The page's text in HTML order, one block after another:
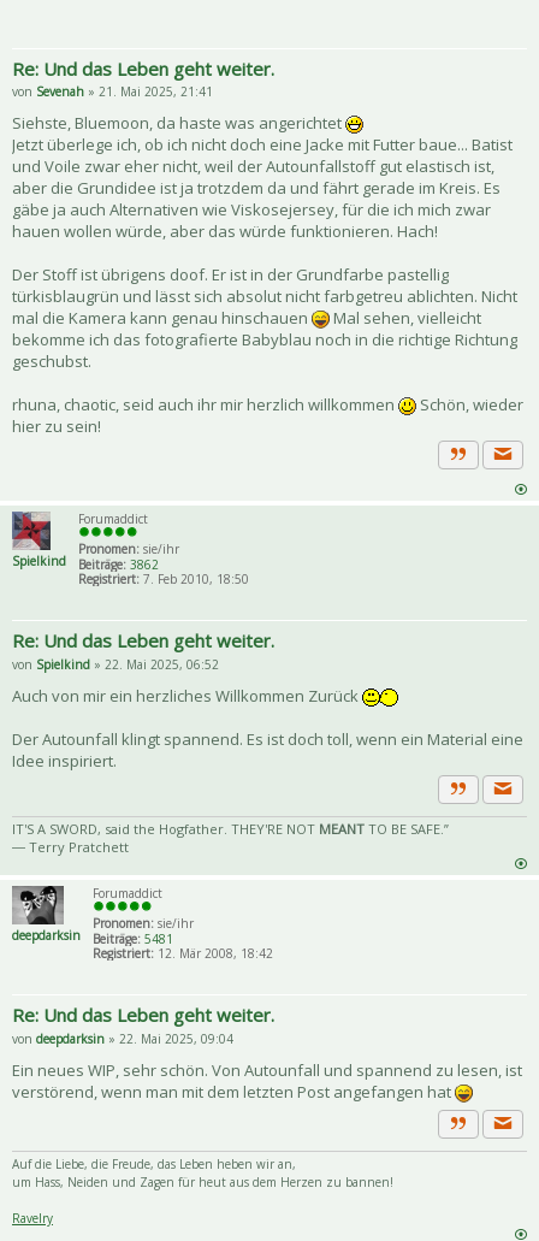
Re: Und das Leben geht weiter.
von Sevenah » 21. Mai 2025, 21:41
Siehste, Bluemoon, da haste was angerichtet
Jetzt überlege ich, ob ich nicht doch eine Jacke mit Futter baue... Batist
und Voile zwar eher nicht, weil der Autounfallstoff gut elastisch ist,
aber die Grundidee ist ja trotzdem da und fährt gerade im Kreis. Es
gäbe ja auch Alternativen wie Viskosejersey, für die ich mich zwar
hauen wollen würde, aber das würde funktionieren. Hach!
Der Stoff ist übrigens doof. Er ist in der Grundfarbe pastellig
türkisblaugrün und lässt sich absolut nicht farbgetreu ablichten. Nicht
mal die Kamera kann genau hinschauen
Mal sehen, vielleicht
bekomme ich das fotografierte Babyblau noch in die richtige Richtung
geschubst.
rhuna, chaotic, seid auch ihr mir herzlich willkommen
Schön, wieder
hier zu sein!
Zitat
Spielkind
Forumaddict
Pronomen: sie/ihr
Beiträge: 3862
Registriert: 7. Feb 2010, 18:50
Re: Und das Leben geht weiter.
von Spielkind » 22. Mai 2025, 06:52
Auch von mir ein herzliches Willkommen Zurück
Der Autounfall klingt spannend. Es ist doch toll, wenn ein Material eine
Idee inspiriert.
Zitat
IT'S A SWORD, said the Hogfather. THEY'RE NOT MEANT TO BE SAFE.”
― Terry Pratchett
deepdarksin
Forumaddict
Pronomen: sie/ihr
Beiträge: 5481
Registriert: 12. Mär 2008, 18:42
Re: Und das Leben geht weiter.
von deepdarksin » 22. Mai 2025, 09:04
Ein neues WIP, sehr schön. Von Autounfall und spannend zu lesen, ist
verstörend, wenn man mit dem letzten Post angefangen hat
Zitat
Auf die Liebe, die Freude, das Leben heben wir an,
um Hass, Neiden und Zagen für heut aus dem Herzen zu bannen!
Ravelry